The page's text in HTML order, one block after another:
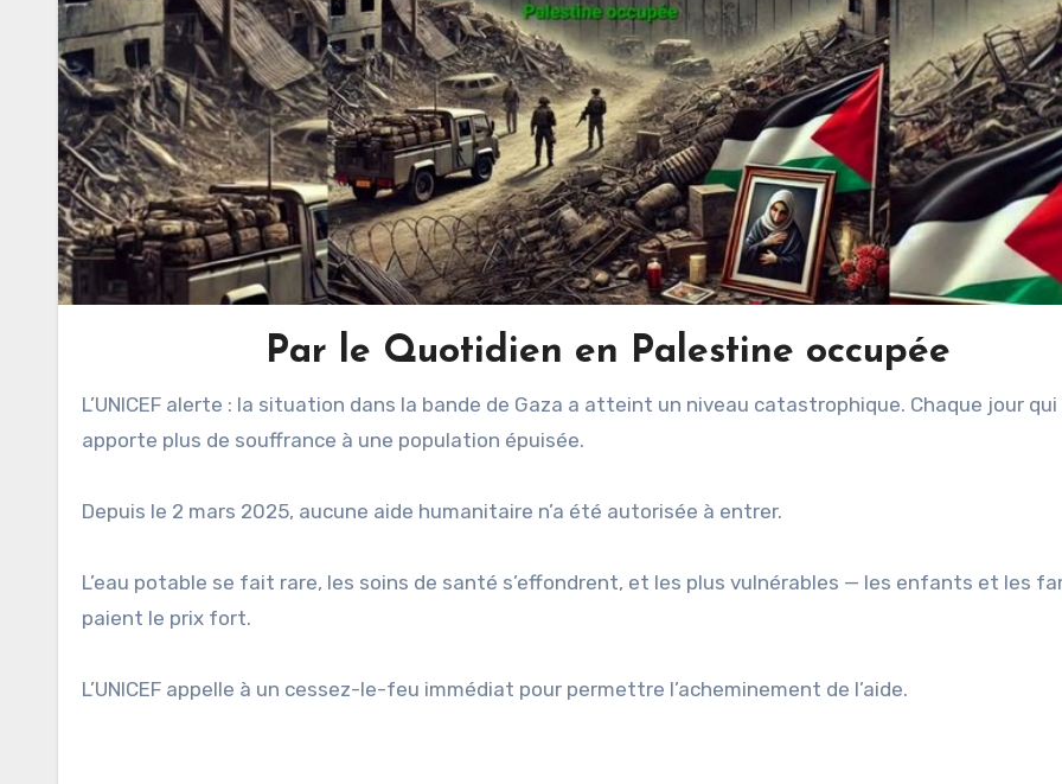
Par le Quotidien en Palestine occupée
L’UNICEF alerte : la situation dans la bande de Gaza a atteint un niveau catastrophique. Chaque jour qui passe
apporte plus de souffrance à une population épuisée.
Depuis le 2 mars 2025, aucune aide humanitaire n’a été autorisée à entrer.
L’eau potable se fait rare, les soins de santé s’effondrent, et les plus vulnérables — les enfants et les
paient le prix fort.
L’UNICEF appelle à un cessez-le-feu immédiat pour permettre l’acheminement de l’aide.